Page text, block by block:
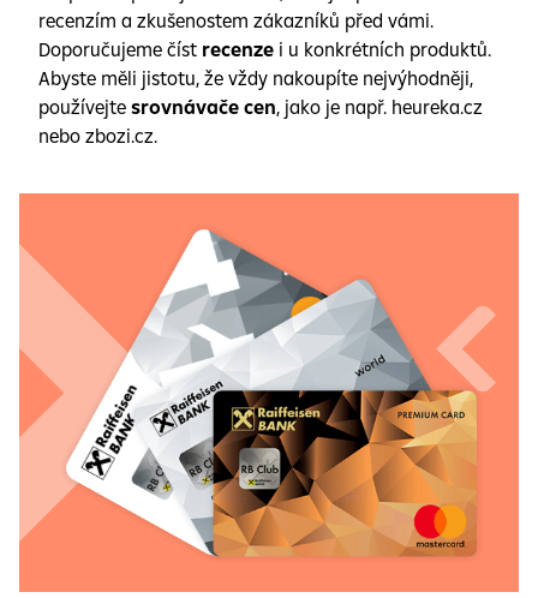
recenzím a zkušenostem zákazníků před vámi.
Doporučujeme číst recenze i u konkrétních produktů.
Abyste měli jistotu, že vždy nakoupíte nejvýhodněji,
používejte srovnávače cen, jako je např. heureka.cz
nebo zbozi.cz.